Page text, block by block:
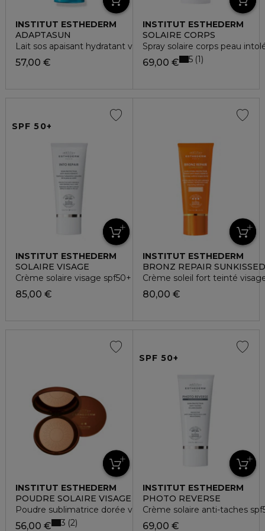
INSTITUT ESTHEDERM
ADAPTASUN
Lait sos apaisant hydratant visage et corps
57,00 €
INSTITUT ESTHEDERM
SOLAIRE CORPS
Spray solaire corps peau
69,00 € 5 1
SPF 50+
INSTITUT ESTHEDERM
SOLAIRE VISAGE
Crème solaire visage spf50+ anti-rides peau intolérante
85,00 €
INSTITUT ESTHEDERM
BRONZ REPAIR SUNKISSED
Crème soleil fort teinté
80,00 €
INSTITUT ESTHEDERM
POUDRE SOLAIRE VISAGE
Poudre sublimatrice dorée visage protectrice anti uv
56,00 € 3 2
SPF 50+
INSTITUT ESTHEDERM
PHOTO REVERSE
Crème solaire anti-taches
69,00 €